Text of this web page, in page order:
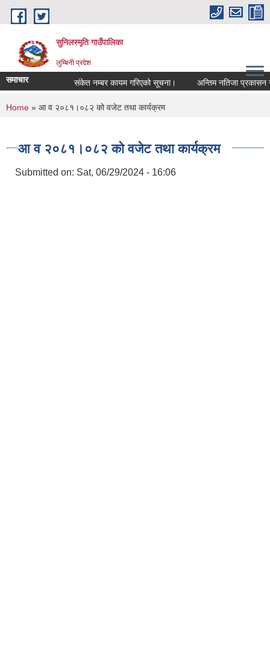
Skip to main content
सुनिलस्मृति गाउँपालिका
लुम्बिनी प्रदेश
समाचार संकेत नम्बर कायम गरिएको सूचना। अन्तिम नतिजा प्रकासन
You are here
Home » आ व २०८१।०८२ को वजेट तथा कार्यक्रम
आ व २०८१।०८२ को वजेट तथा कार्यक्रम
Submitted on: Sat, 06/29/2024 - 16:06